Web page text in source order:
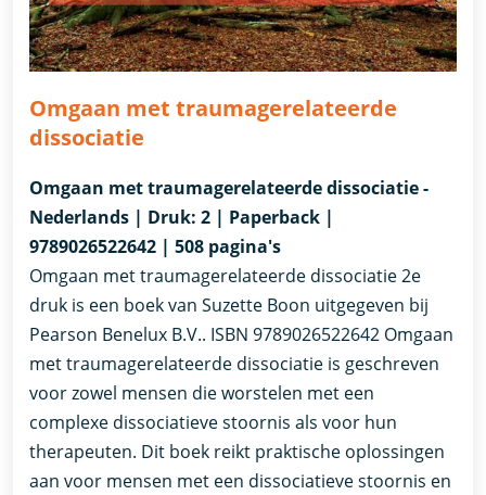
Omgaan met traumagerelateerde
dissociatie
Omgaan met traumagerelateerde dissociatie -
Nederlands | Druk: 2 | Paperback |
9789026522642 | 508 pagina's
Omgaan met traumagerelateerde dissociatie 2e
druk is een boek van Suzette Boon uitgegeven bij
Pearson Benelux B.V.. ISBN 9789026522642 Omgaan
met traumagerelateerde dissociatie is geschreven
voor zowel mensen die worstelen met een
complexe dissociatieve stoornis als voor hun
therapeuten. Dit boek reikt praktische oplossingen
aan voor mensen met een dissociatieve stoornis en